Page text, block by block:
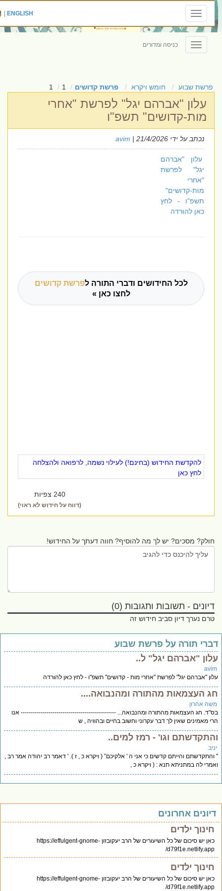
Toggle
navigation
ENGLISH
|
Toggle
navigation
כניסה ומדורים
פרשת שבוע חומש ויקרא פרשת קדושים 1
1
עלון "אברהם יגל" לפרשת "אחרי
מות-קדושים" תשפ"ו
נכתב על ידי avim| 21/4/2026
עלון "אברהם
יגל" לפרשת
"אחרי
מות-קדושים"
תשפ"ו - לחץ
כאן להורדה
לכל החידושים ודברי התורה לפרשת קדושים
לחצו כאן »
להקדשת החידוש (בחינם!) לעילוי נשמה, לרפואה ולהצלחה
לחץ כאן
240 צפיות
(דווח על חידוש לא ראוי)
חולק? מסכים? יש לך מה להוסיף? חווה דעתך על החידוש!
דיונים - תשובות ותגובות (0)
טרם נערך דיון סביב חידוש זה
תורה על פרשת שבוע
"אברהם יגל" ל..
"אברהם יגל" לפרשת "אחרי מות - קדושים" תשפ"ו - לחץ כאן להורדה
העצמאות מהתורה ומהנבואה....
אהרון
חג העצמאות מהתורה ומהנבואה... ------------------------------------------------ אנו
מאמינים שאין לך דבר עקרוני וחשוב בחיים ובהוויה , ש
וגו' - רמז למים..
והייתם קדשים כי אני ה ' אלקיכם” ( ויקרא כ , ז ). ' דאמר רב יהודה אמר רב ,
לה במתניתא תנא : ( ויקרא כ ,
אחרונים
חינוך ילדים
כאן יש סיכום של כל השיעורים של הרב יעקובזון https://effulgent-gnome-
d79f1e.netlify.app/
חינוך ילדים
כאן יש סיכום של כל השיעורים של הרב יעקובזון https://effulgent-gnome-
d79f1e.netlify.app/